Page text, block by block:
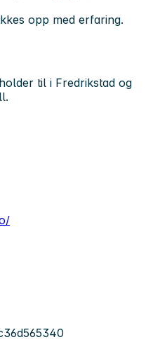
opp med erfaring.
til i Fredrikstad og